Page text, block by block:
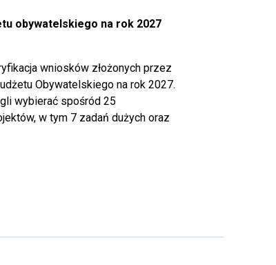
obywatelskiego na rok 2027
wniosków złożonych przez
Obywatelskiego na rok 2027.
wybierać spośród 25
w tym 7 zadań dużych oraz